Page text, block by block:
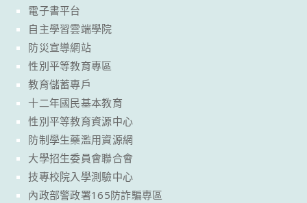
電子書平台
自主學習雲端學院
防災宣導網站
性別平等教育專區
教育儲蓄專戶
十二年國民基本教育
性別平等教育資源中心
防制學生藥濫用資源網
大學招生委員會聯合會
技專校院入學測驗中心
內政部警政署165防詐騙專區